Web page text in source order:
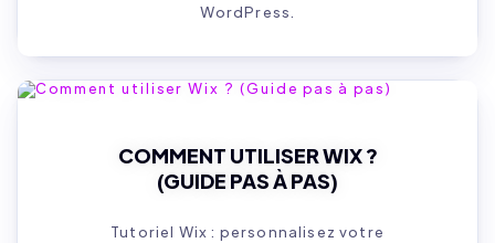
WordPress.
COMMENT UTILISER WIX ?
(GUIDE PAS À PAS)
Tutoriel Wix : personnalisez votre